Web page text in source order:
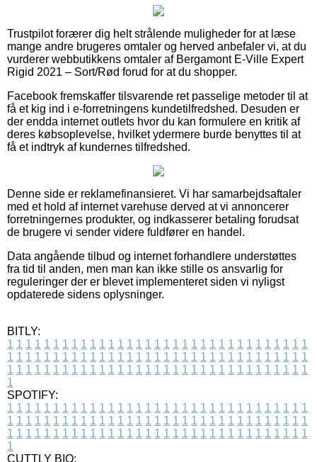
Trustpilot forærer dig helt strålende muligheder for at læse
mange andre brugeres omtaler og herved anbefaler vi, at du
vurderer webbutikkens omtaler af Bergamont E-Ville Expert
Rigid 2021 – Sort/Rød forud for at du shopper.
Facebook fremskaffer tilsvarende ret passelige metoder til at
få et kig ind i e-forretningens kundetilfredshed. Desuden er
der endda internet outlets hvor du kan formulere en kritik af
deres købsoplevelse, hvilket ydermere burde benyttes til at
få et indtryk af kundernes tilfredshed.
Denne side er reklamefinansieret. Vi har samarbejdsaftaler
med et hold af internet varehuse derved at vi annoncerer
forretningernes produkter, og indkasserer betaling forudsat
de brugere vi sender videre fuldfører en handel.
Data angående tilbud og internet forhandlere understøttes
fra tid til anden, men man kan ikke stille os ansvarlig for
reguleringer der er blevet implementeret siden vi nyligst
opdaterede sidens oplysninger.
BITLY:
1 1 1 1 1 1 1 1 1 1 1 1 1 1 1 1 1 1 1 1 1 1 1 1 1 1 1 1 1 1 1 1 1
1 1 1 1 1 1 1 1 1 1 1 1 1 1 1 1 1 1 1 1 1 1 1 1 1 1 1 1 1 1 1 1 1
1 1 1 1 1 1 1 1 1 1 1 1 1 1 1 1 1 1 1 1 1 1 1 1 1 1 1 1 1 1 1 1 1
1
SPOTIFY:
1 1 1 1 1 1 1 1 1 1 1 1 1 1 1 1 1 1 1 1 1 1 1 1 1 1 1 1 1 1 1 1 1
1 1 1 1 1 1 1 1 1 1 1 1 1 1 1 1 1 1 1 1 1 1 1 1 1 1 1 1 1 1 1 1 1
1 1 1 1 1 1 1 1 1 1 1 1 1 1 1 1 1 1 1 1 1 1 1 1 1 1 1 1 1 1 1 1 1
1
CUTTLY BIO: